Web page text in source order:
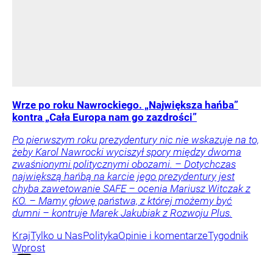
Wrze po roku Nawrockiego. „Największa hańba”
kontra „Cała Europa nam go zazdrości”
Po pierwszym roku prezydentury nic nie wskazuje na to,
żeby Karol Nawrocki wyciszył spory między dwoma
zwaśnionymi politycznymi obozami. – Dotychczas
największą hańbą na karcie jego prezydentury jest
chyba zawetowanie SAFE – ocenia Mariusz Witczak z
KO. – Mamy głowę państwa, z której możemy być
dumni – kontruje Marek Jakubiak z Rozwoju Plus.
KrajTylko u NasPolitykaOpinie i komentarzeTygodnik
Wprost